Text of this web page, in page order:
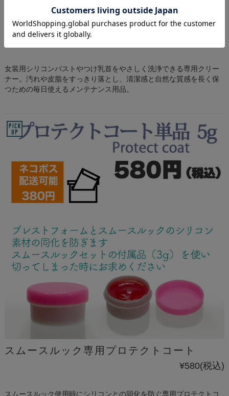
女装シリコンバスト用洗剤 ブレストフォ
ームウォッシュ
女装用シリコンバストやつけ乳首をやさしく洗浄できる専用クリー
ナー。汚れや皮脂をすっきり落とし、清潔感と自然な質感を長く保
つための毎日使えるメンテナンス用品。
スムースルック専用プロテクトコート
¥580(税込)
スムースルック使用時にシリコンとの同化を防ぐ専用プロテクトコ